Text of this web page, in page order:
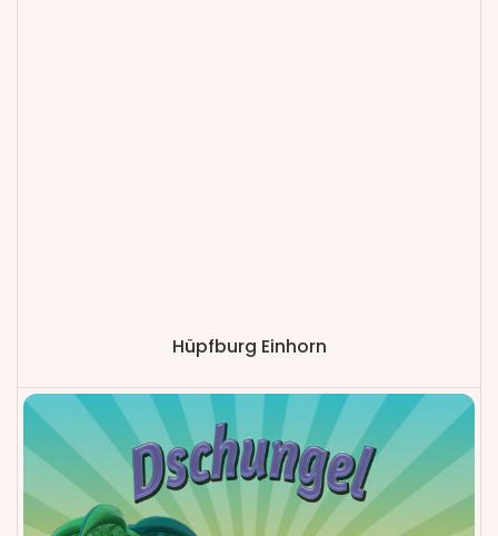
Hüpfburg Einhorn